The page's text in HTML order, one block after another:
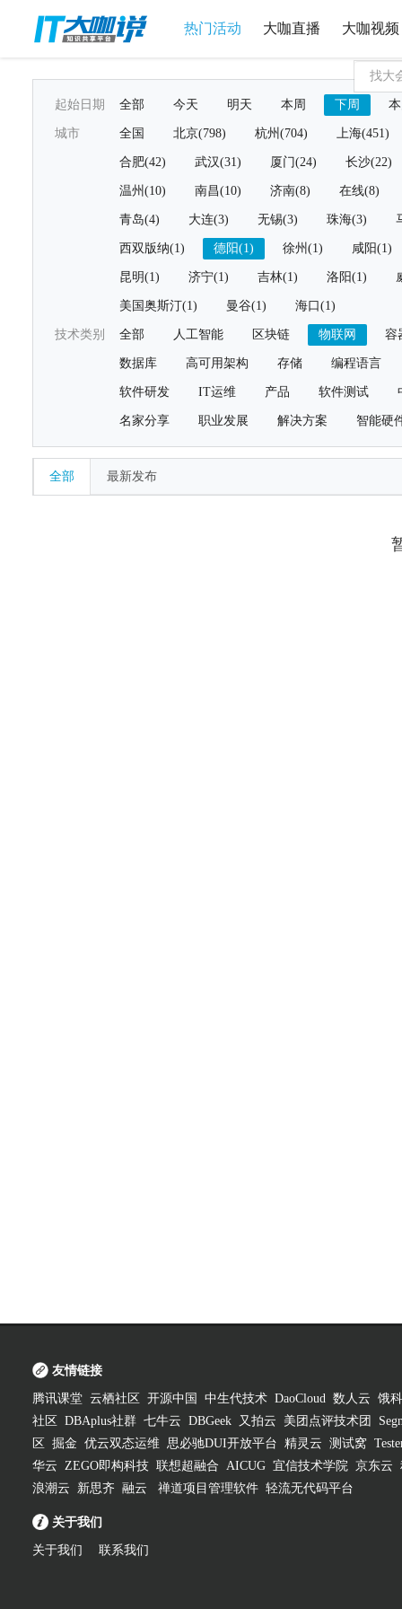
热门活动 大咖直播 大咖视频
起始日期 全部 今天 明天 本周 下周
城市 全国 北京(798) 杭州(704) 上海(451)
合肥(42) 武汉(31) 厦门(24) 长沙(22)
温州(10) 南昌(10) 济南(8) 在线(8)
青岛(4) 大连(3) 无锡(3) 珠海(3)
西双版纳(1) 德阳(1) 徐州(1) 咸阳(1)
昆明(1) 济宁(1) 吉林(1) 洛阳(1)
美国奥斯汀(1) 曼谷(1) 海口(1)
技术类别 全部 人工智能 区块链 物联网 容
数据库 高可用架构 存储 编程语言
软件研发 IT运维 产品 软件测试
名家分享 职业发展 解决方案 智能硬
全部 最新发布
友情链接
腾讯课堂 云栖社区 开源中国 中生代技术 DaoCloud 数人云 饿
社区
DBAplus社群 七牛云 DBGeek 又拍云 美团点评技术团
区
掘金 优云双态运维 思必驰DUI开放平台 精灵云 测试窝
华云 ZEGO即构科技 联想超融合 AICUG 宜信技术学院 京东云
浪潮云
新思齐 融云 禅道项目管理软件 轻流无代码平台
关于我们
关于我们 联系我们